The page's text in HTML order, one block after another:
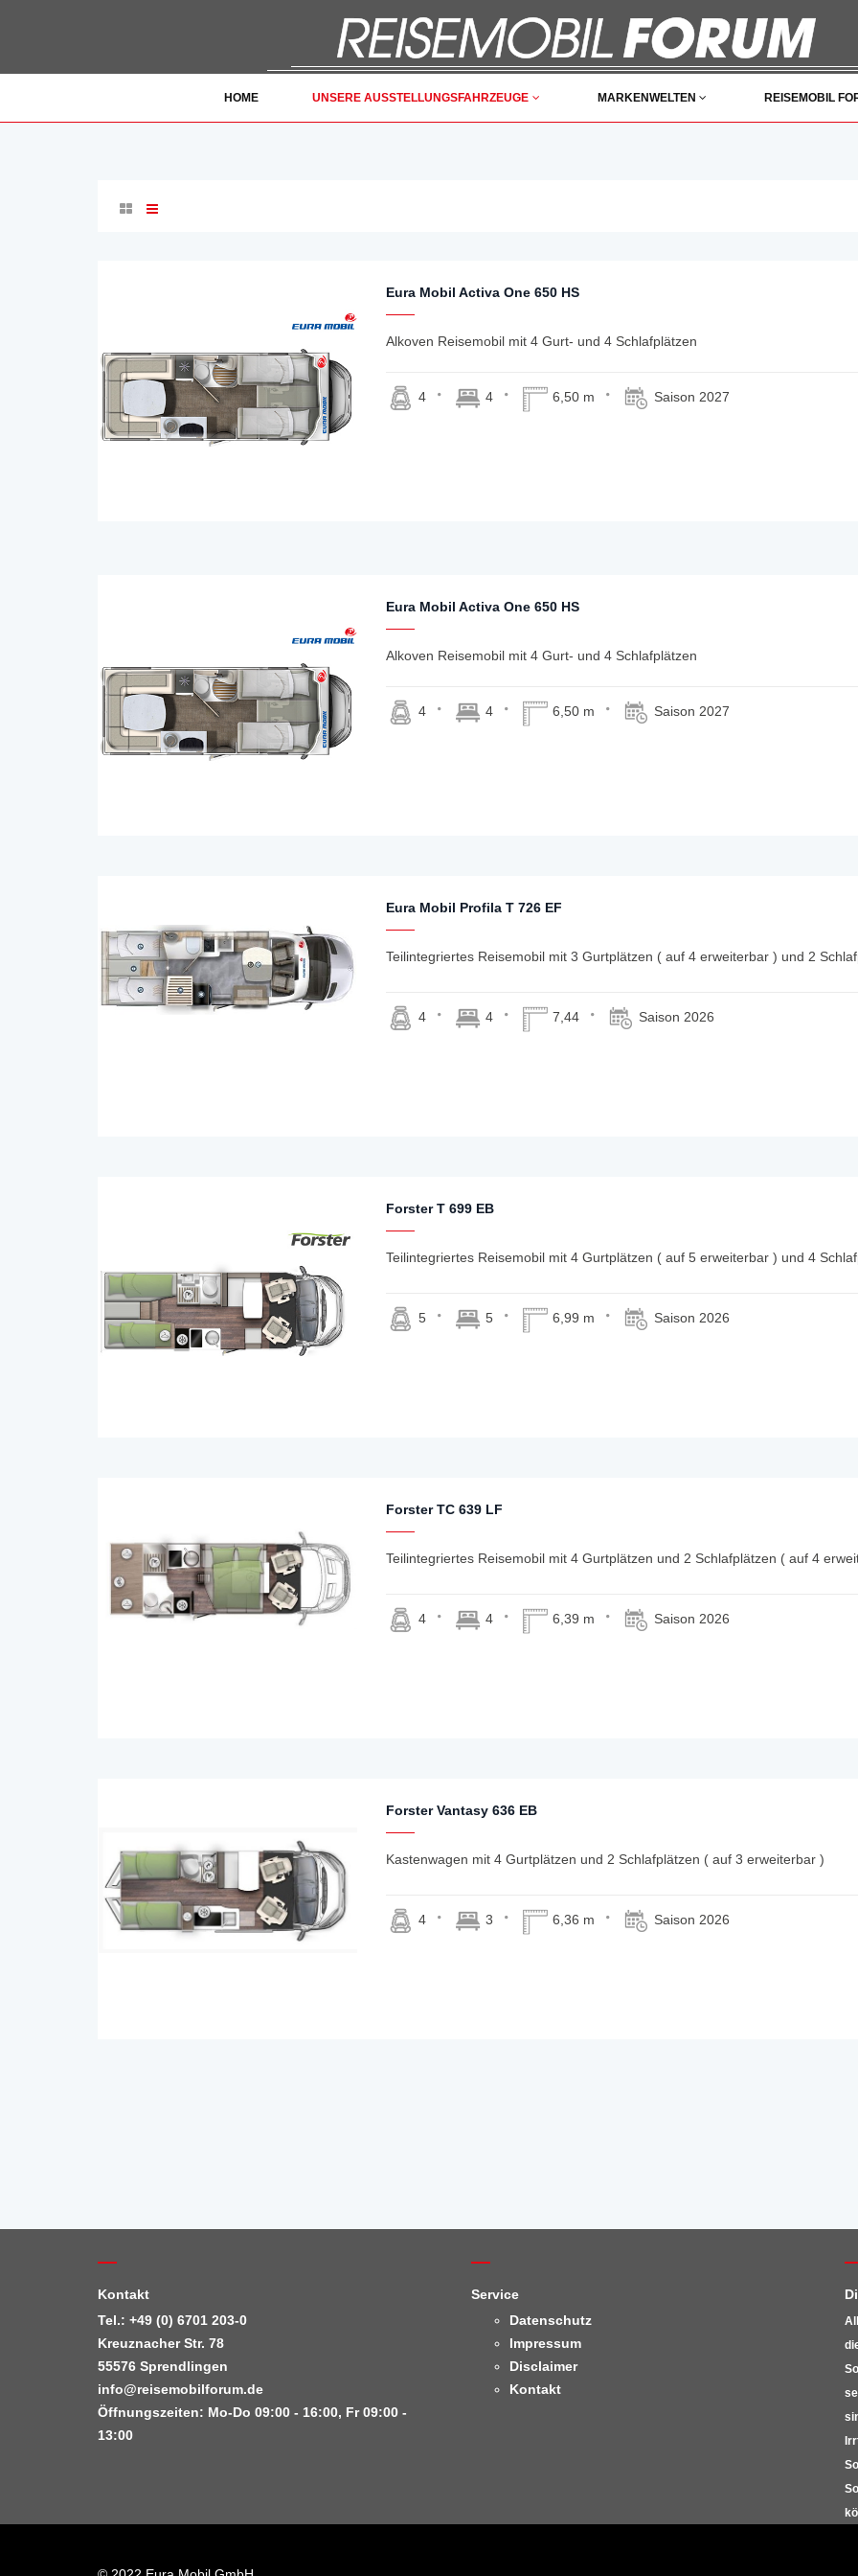
HOME UNSERE AUSSTELLUNGSFAHRZEUGE MARKENWELTEN REISEMOBIL
Eura Mobil Activa One 650 HS
Alkoven Reisemobil mit 4 Gurt- und 4 Schlafplätzen
4 4 6,50 m Saison 2027
Eura Mobil Activa One 650 HS
Alkoven Reisemobil mit 4 Gurt- und 4 Schlafplätzen
4 4 6,50 m Saison 2027
Eura Mobil Profila T 726 EF
Teilintegriertes Reisemobil mit 3 Gurtplätzen ( auf 4 erweiterbar ) und 2
4 4 7,44 Saison 2026
Forster T 699 EB
Teilintegriertes Reisemobil mit 4 Gurtplätzen ( auf 5 erweiterbar ) und 4
5 5 6,99 m Saison 2026
Forster TC 639 LF
Teilintegriertes Reisemobil mit 4 Gurtplätzen und 2 Schlafplätzen ( auf 4
4 4 6,39 m Saison 2026
Forster Vantasy 636 EB
Kastenwagen mit 4 Gurtplätzen und 2 Schlafplätzen ( auf 3 erweiterbar )
4 3 6,36 m Saison 2026
Kontakt
Tel.: +49 (0) 6701 203-0
Kreuznacher Str. 78
55576 Sprendlingen
info@reisemobilforum.de
Öffnungszeiten: Mo-Do 09:00 - 16:00, Fr 09:00 -
13:00
Service
Datenschutz
Impressum
Disclaimer
Kontakt